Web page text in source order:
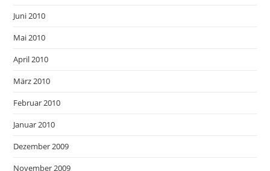
Juni 2010
Mai 2010
April 2010
März 2010
Februar 2010
Januar 2010
Dezember 2009
November 2009